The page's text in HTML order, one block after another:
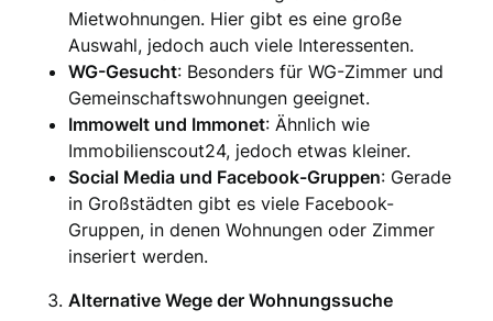
Mietwohnungen. Hier gibt es eine große
Auswahl, jedoch auch viele Interessenten.
WG-Gesucht: Besonders für WG-Zimmer und
Gemeinschaftswohnungen geeignet.
Immowelt und Immonet: Ähnlich wie
Immobilienscout24, jedoch etwas kleiner.
Social Media und Facebook-Gruppen: Gerade
in Großstädten gibt es viele Facebook-
Gruppen, in denen Wohnungen oder Zimmer
inseriert werden.
Alternative Wege der Wohnungssuche